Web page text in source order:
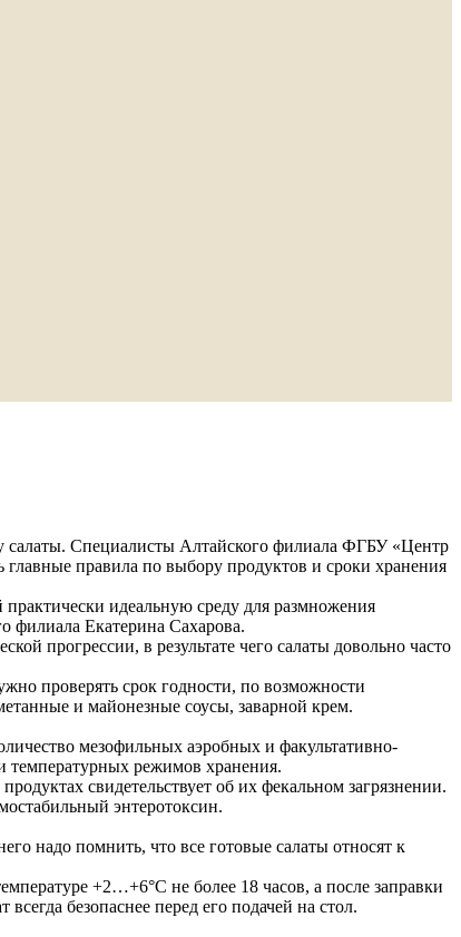
салаты. Специалисты Алтайского филиала ФГБУ «Центр
правила по выбору продуктов и сроки хранения
идеальную среду для размножения
филиала Екатерина Сахарова.
прогрессии, в результате чего салаты довольно часто
проверять срок годности, по возможности
и майонезные соусы, заварной крем.
мезофильных аэробных и факультативно-
температурных режимов хранения.
свидетельствует об их фекальном загрязнении.
энтеротоксин.
надо помнить, что все готовые салаты относят к
+2…+6°С не более 18 часов, а после заправки
безопаснее перед его подачей на стол.